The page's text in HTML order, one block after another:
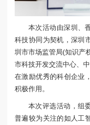
本次活动由深圳、
科技协同为契机，深圳
圳市市场监管局(知识产
市科技开发交流中心、
在激励优秀的科创企业
积极作用。
本次评选活动，组
普遍较为关注的如人工